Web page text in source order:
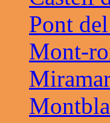
Pont
Mont-